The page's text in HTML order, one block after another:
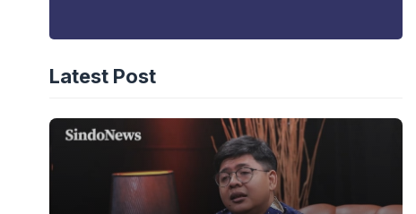
Latest Post